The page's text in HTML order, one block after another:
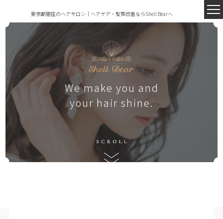
東京都銀座のヘアサロン｜ヘアケア・髪質改善ならShell Bearへ
We make you and
your hair shine.